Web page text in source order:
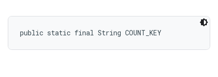
public static final String COUNT_KEY